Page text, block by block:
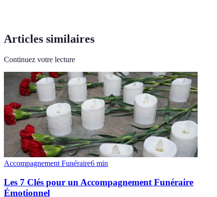
Articles similaires
Continuez votre lecture
Accompagnement Funéraire6 min
Les 7 Clés pour un Accompagnement Funéraire
Émotionnel